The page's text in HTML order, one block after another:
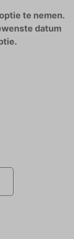
te nemen.
datum